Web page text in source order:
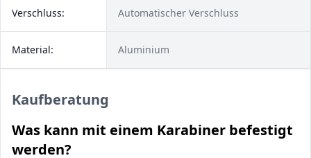
Verschluss: Automatischer Verschluss
Material: Aluminium
Kaufberatung
Was kann mit einem Karabiner befestigt
werden?